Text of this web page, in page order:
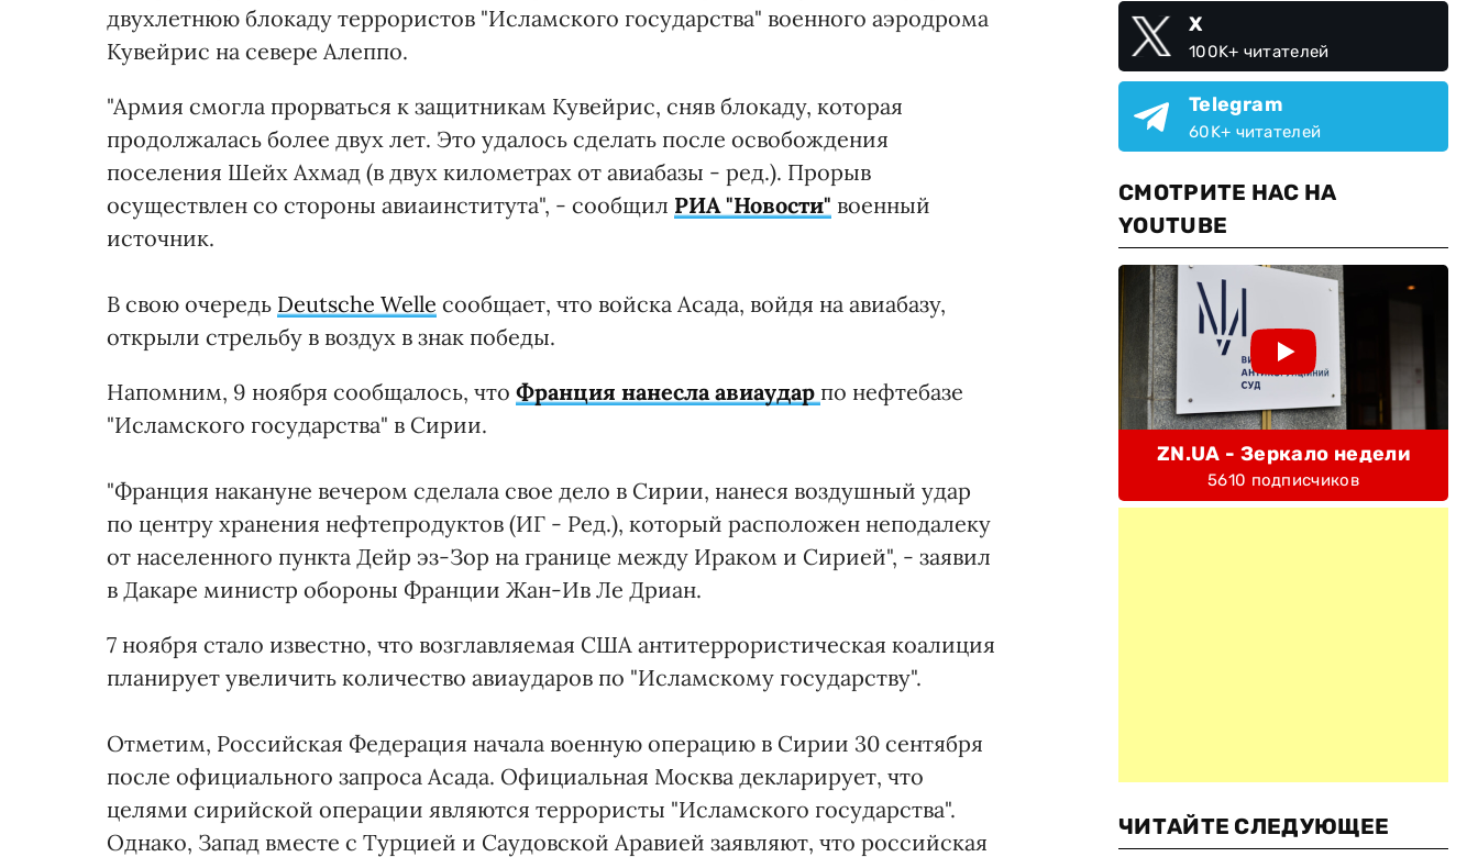
двухлетнюю блокаду террористов "Исламского государства" военного аэродрома
Кувейрис на севере Алеппо.
"Армия смогла прорваться к защитникам Кувейрис, сняв блокаду, которая
продолжалась более двух лет. Это удалось сделать после освобождения
поселения Шейх Ахмад (в двух километрах от авиабазы - ред.). Прорыв
осуществлен со стороны авиаинститута", - сообщил РИА "Новости" военный
источник.
В свою очередь Deutsche Welle сообщает, что войска Асада, войдя на авиабазу,
открыли стрельбу в воздух в знак победы.
Напомним, 9 ноября сообщалось, что Франция нанесла авиаудар по нефтебазе
"Исламского государства" в Сирии.
"Франция накануне вечером сделала свое дело в Сирии, нанеся воздушный удар
по центру хранения нефтепродуктов (ИГ - Ред.), который расположен неподалеку
от населенного пункта Дейр эз-Зор на границе между Ираком и Сирией", - заявил
в Дакаре министр обороны Франции Жан-Ив Ле Дриан.
7 ноября стало известно, что возглавляемая США антитеррористическая коалиция
планирует увеличить количество авиаударов по "Исламскому государству".
Отметим, Российская Федерация начала военную операцию в Сирии 30 сентября
после официального запроса Асада. Официальная Москва декларирует, что
целями сирийской операции являются террористы "Исламского государства".
Однако, Запад вместе с Турцией и Саудовской Аравией заявляют, что российская
X
100K+ читателей
Telegram
60K+ читателей
СМОТРИТЕ НАС НА
YOUTUBE
ZN.UA - Зеркало недели
5610 подписчиков
ЧИТАЙТЕ СЛЕДУЮЩЕЕ